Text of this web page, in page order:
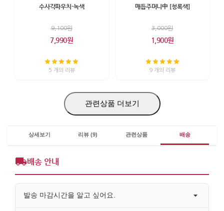
수사각파우치-녹색
9,100원
7,990원
5 개의 리뷰
매듭주머니中 [청록색]
3,000원
1,900원
9 개의 리뷰
관련상품 더보기
상세보기 리뷰 (9) 관련상품 배송
배송 안내
발송 마감시간을 알고 싶어요.